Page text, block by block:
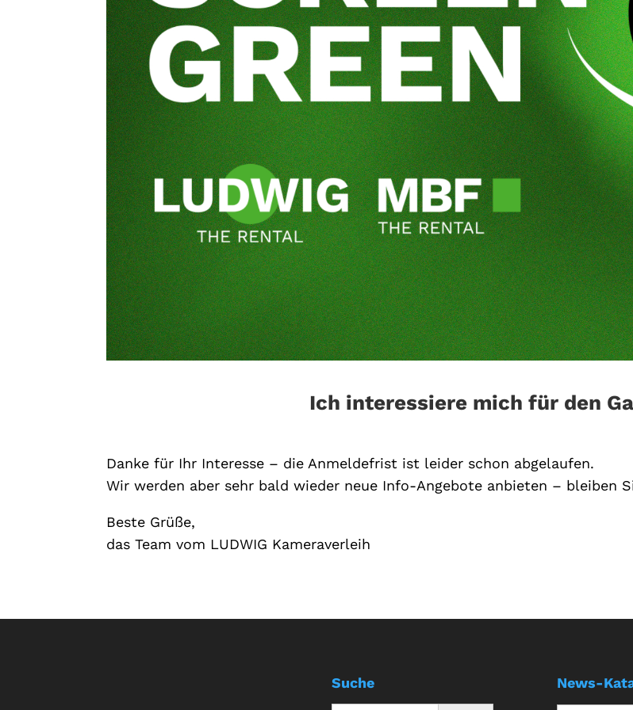
Ich interessiere mich für den
Danke für Ihr Interesse – die Anmeldefrist ist leider schon abgelaufen.
Wir werden aber sehr bald wieder neue Info-Angebote anbieten – bleiben
Beste Grüße,
das Team vom LUDWIG Kameraverleih
Suche News-